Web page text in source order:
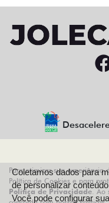
AZZURRA VEICULOS
68.743.038/0013-21
Para otimizar sua experiência
Política de Cookies e para
Política de Privacidade. Ao
Coletamos dados para
de personalizar
Você pode configurar